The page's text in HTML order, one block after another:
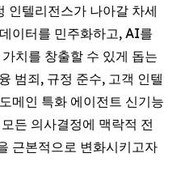
인텔리전스가 나아갈 차세
이터를 민주화하고, AI를
치를 창출할 수 있게 돕는
범죄, 규정 준수, 고객 인텔
메인 특화 에이전트 신기능
든 의사결정에 맥락적 전
근본적으로 변화시키고자